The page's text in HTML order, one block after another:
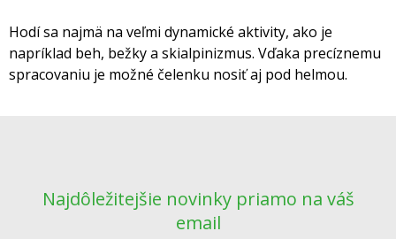
Hodí sa najmä na veľmi dynamické aktivity, ako je
napríklad beh, bežky a skialpinizmus. Vďaka precíznemu
spracovaniu je možné čelenku nosiť aj pod helmou.
Najdôležitejšie novinky priamo na váš
email